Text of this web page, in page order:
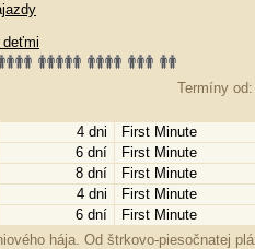
deťmi
Termíny
4 dni First Minute
6 dní First Minute
8 dní First Minute
4 dni First Minute
6 dní First Minute
hája. Od štrkovo-piesočnatej